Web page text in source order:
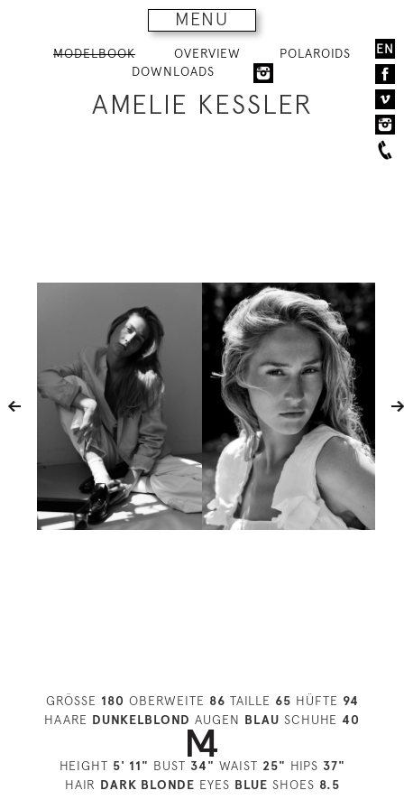
MENU
EN
MODELBOOK OVERVIEW
POLAROIDS
DOWNLOADS
AMELIE KESSLER
GRÖSSE 180 OBERWEITE 86 TAILLE 65 HÜFTE 94
HAARE DUNKELBLOND AUGEN BLAU SCHUHE 40
HEIGHT 5' 11" BUST 34" WAIST 25" HIPS 37"
HAIR DARK BLONDE EYES BLUE SHOES 8.5